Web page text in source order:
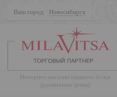
Ваш город: Новосибирск
Интернет-магазин нижнего белья
(розничные цены)